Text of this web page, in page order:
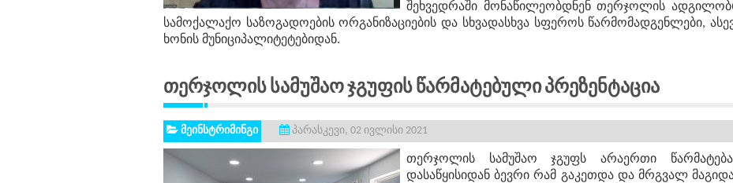
შეხვედრაში მონაწილეობდნენ თერჯოლის
სამოქალაქო საზოგადოების ორგანიზაციების და სხვადასხვა სფეროს წარმომადგენლები,
ხონის მუნიციპალიტეტებიდან.
Თერჯოლის Სამუშაო Ჯგუფის Წარმატებული Პრეზენტაცია
მეინსტრიმინგი პარასკევი, 02 ივლისი 2021
თერჯოლის სამუშაო ჯგუფს არაერთი
დასაწყისიდან ბევრი რამ გაკეთდა და მრგვალ